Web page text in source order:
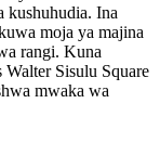
kushuhudia. Ina
moja ya majina
rangi. Kuna
Sisulu Square
mwaka wa